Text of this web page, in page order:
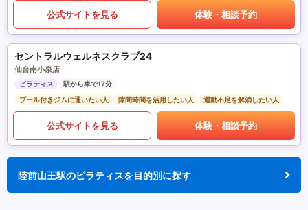
公式サイトを見る 体験・相談予約
セントラルウェルネスクラブ24
仙台南小泉店
ピラティス
駅から車で17分
プール付きジムに通いたい人
隙間時間を活用したい人 運動不足を解消したい人
公式サイトを見る 体験・相談予約
陸前山王駅のピラティスを目的別に探す